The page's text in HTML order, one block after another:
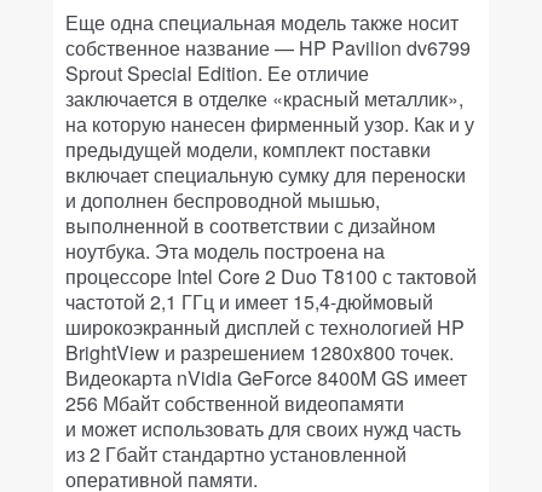
Еще одна специальная модель также носит
собственное название — HP Pavilion dv6799
Sprout Special Edition. Ее отличие
заключается в отделке «красный металлик»,
на которую нанесен фирменный узор. Как и у
предыдущей модели, комплект поставки
включает специальную сумку для переноски
и дополнен беспроводной мышью,
выполненной в соответствии с дизайном
ноутбука. Эта модель построена на
процессоре Intel Core 2 Duo T8100 с тактовой
частотой 2,1 ГГц и имеет 15,4-дюймовый
широкоэкранный дисплей с технологией HP
BrightView и разрешением 1280x800 точек.
Видеокарта nVidia GeForce 8400M GS имеет
256 Мбайт собственной видеопамяти
и может использовать для своих нужд часть
из 2 Гбайт стандартно установленной
оперативной памяти.